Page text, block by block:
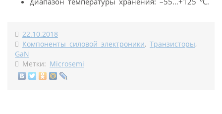
22.10.2018
Компоненты силовой электроники, Транзисторы,
GaN
Метки: Microsemi